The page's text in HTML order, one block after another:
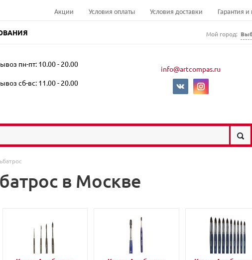
Акции Условия оплаты Условия доставки Гарантия и
Мой город:
пн-пт: 10.00 - 20.00
сб-вс: 11.00 - 20.00
info@artcompas.ru
в Москве